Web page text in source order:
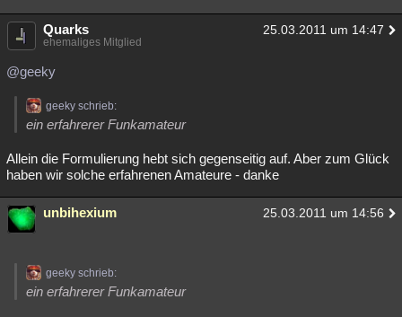
Quarks 25.03.2011 um 14:47
ehemaliges Mitglied
@geeky
geeky schrieb:
ein erfahrerer Funkamateur
Allein die Formulierung hebt sich gegenseitig auf. Aber zum Glück
haben wir solche erfahrenen Amateure - danke
unbihexium 25.03.2011 um 14:56
geeky schrieb:
ein erfahrerer Funkamateur